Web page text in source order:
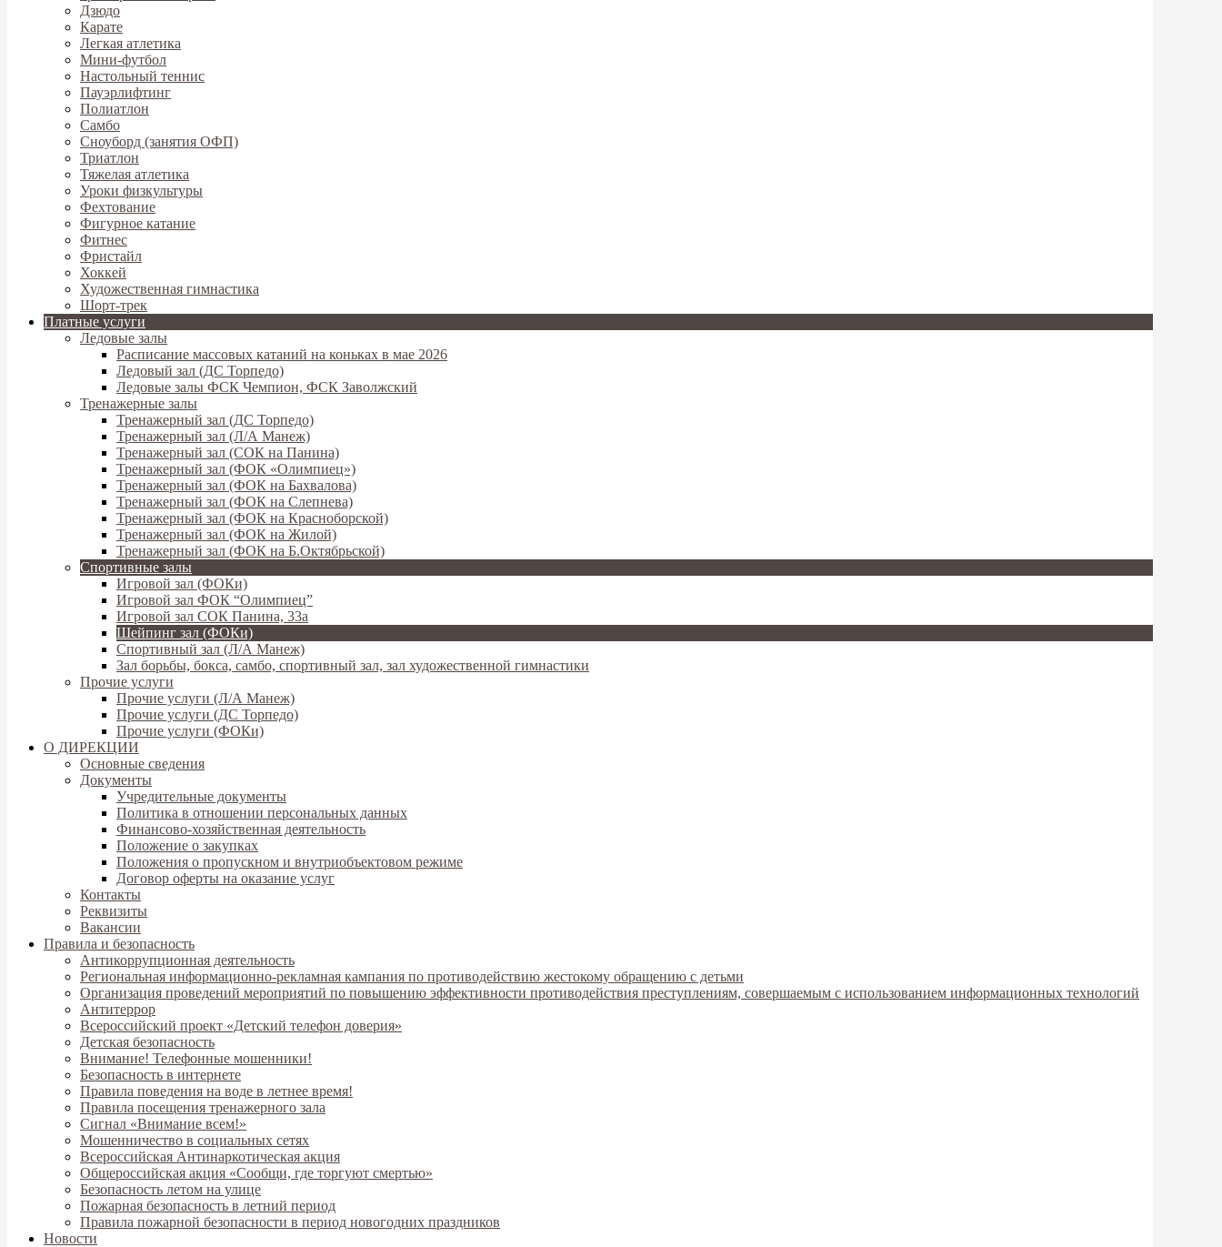
Дзюдо
Карате
Легкая атлетика
Мини-футбол
Настольный теннис
Пауэрлифтинг
Полиатлон
Самбо
Сноуборд (занятия ОФП)
Триатлон
Тяжелая атлетика
Уроки физкультуры
Фехтование
Фигурное катание
Фитнес
Фристайл
Хоккей
Художественная гимнастика
Шорт-трек
Платные услуги
Ледовые залы
Расписание массовых катаний на коньках в мае 2026
Ледовый зал (ДС Торпедо)
Ледовые залы ФСК Чемпион, ФСК Заволжский
Тренажерные залы
Тренажерный зал (ДС Торпедо)
Тренажерный зал (Л/А Манеж)
Тренажерный зал (СОК на Панина)
Тренажерный зал (ФОК «Олимпиец»)
Тренажерный зал (ФОК на Бахвалова)
Тренажерный зал (ФОК на Слепнева)
Тренажерный зал (ФОК на Красноборской)
Тренажерный зал (ФОК на Жилой)
Тренажерный зал (ФОК на Б.Октябрьской)
Спортивные залы
Игровой зал (ФОКи)
Игровой зал ФОК “Олимпиец”
Игровой зал СОК Панина, 33а
Шейпинг зал (ФОКи)
Спортивный зал (Л/А Манеж)
Зал борьбы, бокса, самбо, спортивный зал, зал художественной гимнастики
Прочие услуги
Прочие услуги (Л/А Манеж)
Прочие услуги (ДС Торпедо)
Прочие услуги (ФОКи)
О ДИРЕКЦИИ
Основные сведения
Документы
Учредительные документы
Политика в отношении персональных данных
Финансово-хозяйственная деятельность
Положение о закупках
Положения о пропускном и внутриобъектовом режиме
Договор оферты на оказание услуг
Контакты
Реквизиты
Вакансии
Правила и безопасность
Антикоррупционная деятельность
Региональная информационно-рекламная кампания по противодействию жестокому обращению с детьми
Организация проведений мероприятий по повышению эффективности противодействия преступлениям, совершаемым с использованием информационных технологий
Антитеррор
Всероссийский проект «Детский телефон доверия»
Детская безопасность
Внимание! Телефонные мошенники!
Безопасность в интернете
Правила поведения на воде в летнее время!
Правила посещения тренажерного зала
Сигнал «Внимание всем!»
Мошенничество в социальных сетях
Всероссийская Антинаркотическая акция
Общероссийская акция «Сообщи, где торгуют смертью»
Безопасность летом на улице
Пожарная безопасность в летний период
Правила пожарной безопасности в период новогодних праздников
Новости